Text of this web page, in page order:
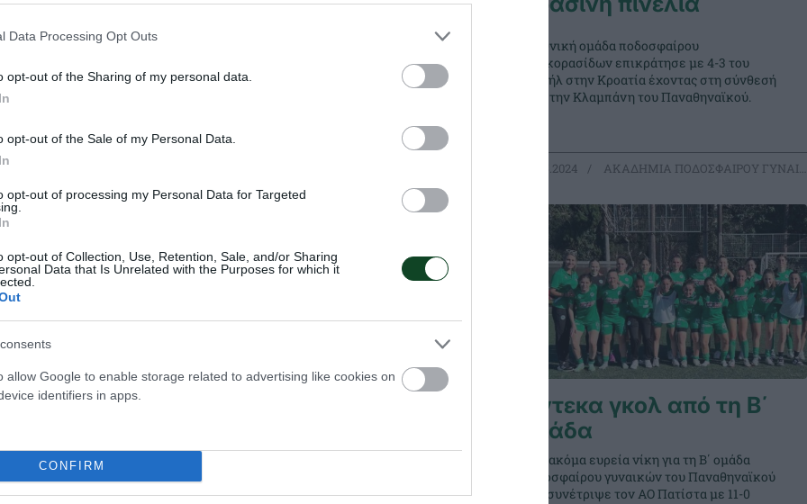
Data Processing Opt Outs
opt-out of the Sharing of my personal data.
opt-out of the Sale of my Personal Data.
opt-out of processing my Personal Data for Targeted
opt-out of Collection, Use, Retention, Sale, and/or Sharing
Data that Is Unrelated with the Purposes for which it
allow Google to enable storage related to advertising like cookies on
identifiers in apps.
CONFIRM
Νεανίδων ποδοσφαίρου
Παρί Δέλιου του
αγωνίζεται.
ΠΟΔΟΣΦΑΙΡΟΥ ΓΥΝΑΙΚΩΝ
ποδοσφαίρου κοριτσιών
Παναθηναϊκού ξεκινούν δυναμικά τη νέα
σεζόν και καλούν τα κορίτσια ηλικίας 6-16
Η Εθνική ομάδα ποδοσφαίρου
Προκορασίδων επικράτησε με 4-3 του
Ισραήλ στην Κροατία έχοντας στη σύνθεσή
της , την Κλαμπάνη του Παναθηναϊκού.
08.05.2024 ΑΚΑΔΗΜΙΑ ΠΟΔΟΣΦΑΙΡΟΥ ΓΥΝΑΙΚΩΝ
μεγάλη
Νεανίδων με τις
του
τη Σλοβενία με 2-0
Παναθηναϊκού Νταρζάνου και Σιαφαρίκα
Έντεκα γκολ από τη Β΄
ομάδα
Μία ακόμα ευρεία νίκη για τη Β΄ ομάδα
ποδοσφαίρου γυναικών του Παναθηναϊκού
που συνέτριψε τον ΑΟ Πατίστα με 11-0